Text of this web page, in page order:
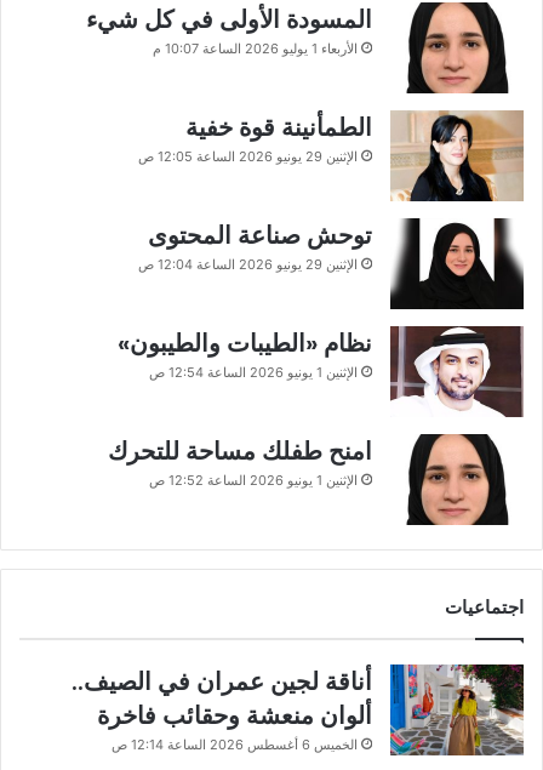
المسودة الأولى في كل شيء
الأربعاء 1 يوليو 2026 الساعة 10:07 م
الطمأنينة قوة خفية
الإثنين 29 يونيو 2026 الساعة 12:05 ص
توحش صناعة المحتوى
الإثنين 29 يونيو 2026 الساعة 12:04 ص
نظام «الطيبات والطيبون»
الإثنين 1 يونيو 2026 الساعة 12:54 ص
امنح طفلك مساحة للتحرك
الإثنين 1 يونيو 2026 الساعة 12:52 ص
اجتماعيات
أناقة لجين عمران في الصيف..
ألوان منعشة وحقائب فاخرة
الخميس 6 أغسطس 2026 الساعة 12:14 ص